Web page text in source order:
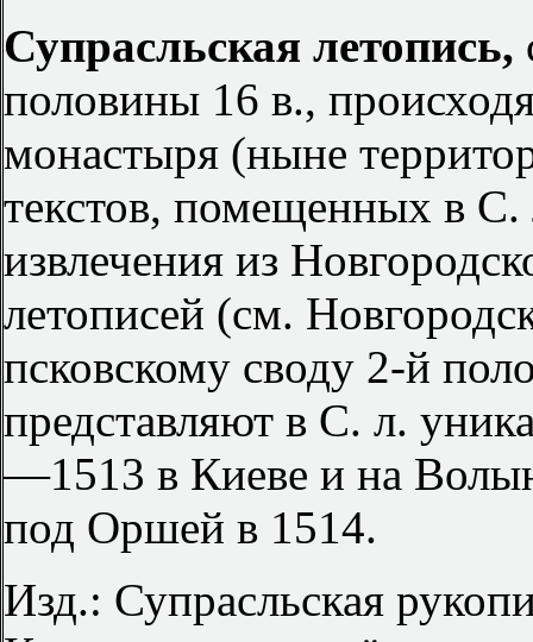
Супрасльская летопись,
половины 16 в.,
монастыря (ныне
текстов, помещенных в С.
извлечения из
летописей (см.
псковскому своду 2-й
представляют в С. л.
—1513 в Киеве и на
под Оршей в 1514.
Изд.: Супрасльская